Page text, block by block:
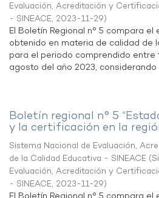
Evaluación, Acreditación y
- SINEACE, 2023-11-29)
El Boletín Regional n° 5 compara
obtenido en materia de calidad de
para el periodo comprendido
agosto del año 2023,
Boletín regional n° 5
y la certificación en la
Sistema Nacional de Evaluación,
de la Calidad Educativa - SINEACE (
Evaluación, Acreditación y
- SINEACE, 2023-11-29)